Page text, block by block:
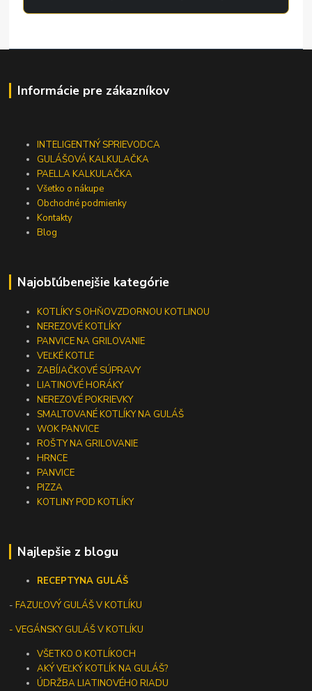
Informácie pre zákazníkov
INTELIGENTNÝ SPRIEVODCA
GULÁŠOVÁ KALKULAČKA
PAELLA KALKULAČKA
Všetko o nákupe
Obchodné podmienky
Kontakty
Blog
Najobľúbenejšie kategórie
KOTLÍKY S OHŇOVZDORNOU KOTLINOU
NEREZOVÉ KOTLÍKY
PANVICE NA GRILOVANIE
VEĽKÉ KOTLE
ZABÍJAČKOVÉ SÚPRAVY
LIATINOVÉ HORÁKY
NEREZOVÉ POKRIEVKY
SMALTOVANÉ KOTLÍKY NA GULÁŠ
WOK PANVICE
ROŠTY NA GRILOVANIE
HRNCE
PANVICE
PIZZA
KOTLINY POD KOTLÍKY
Najlepšie z blogu
RECEPTYNA GULÁŠ
-FAZUĽOVÝ GULÁŠ V KOTLÍKU
- VEGÁNSKY GULÁŠ V KOTLÍKU
VŠETKO O KOTLÍKOCH
AKÝ VEĽKÝ KOTLÍK NA GULÁŠ?
ÚDRŽBA LIATINOVÉHO RIADU